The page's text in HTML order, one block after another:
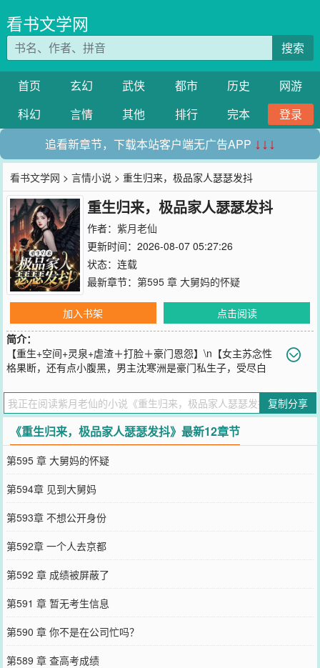
看书文学网
搜索
首页 玄幻 武侠 都市 历史
网游
科幻
言情 其他 排行 完本
登录
追看新章节，下载本站客户端无广告APP ↓↓↓
看书文学网 >言情小说 > 重生归来，极品家人瑟瑟发抖
重生归来，极品家人瑟瑟发抖
作者： 紫月老仙
更新时间：2026-08-07 05:27:26
状态：连载
最新章节： 第595 章 大舅妈的怀疑
加入书架
点击阅读
简介：
【重生+空间+灵泉+虐渣＋打脸＋豪门恩怨】\n【女主苏念性
格果断，还有点小腹黑，男主沈寒洲是豪门私生子，受尽白
争又抢，在爱情上却是恋爱脑，性格反差大。】\n前世，母亲死后，
父亲带着哥哥再婚，苏念被丢在乡下，跟着爷爷长大。\n十八岁那
年，爷爷得了癌症，放心不下苏念，临终之际，用恩情为她求来一段
姻缘，让她嫁给豪门沈家长子沈成哲，苏念原本以为，这段婚姻是她
逆天改命的机会，谁想到这竟然是催命符。\n最后苏念被后妈、妹妹
害死、、\n重生后，苏念果断放弃了跟沈成哲的婚约，得到了一枚玉
镯，她意外得到了一个玉镯空间，有了空间。\n苏念一步步提高自己
的能力，向极品家人复仇，揭开了母亲死亡的真相，撕开了后妈恶毒
的嘴脸，更得知了亲哥哥，被调换的秘密、、\n苏念这辈子，不想跟
沈家人有纠缠，却无疑间救了沈寒洲一命，他是沈老爷子的私生子，
无意间卷入到，沈家的豪门恩怨中、、、\n苏念渐渐意识到，收下沈
老爷子玉镯那刻起，注定了，她就跟沈家人，开启了宿命的轮回。
您要是觉得《 重生归来，极品家人瑟瑟发抖
向您QQ群和微博微信里的朋友推荐哦！
复制分享
《重生归来，极品家人瑟瑟发抖》最新12章节
第595 章 大舅妈的怀疑
第594章 见到大舅妈
第593章 不想公开身份
第592章 一个人去京都
第592 章 成绩被屏蔽了
第591 章 暂无考生信息
第590 章 你不是在公司忙吗？
第589 章 查高考成绩